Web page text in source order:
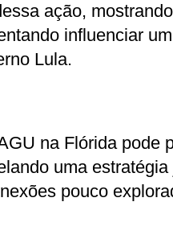
ação,
influenciar
Lula.
na Flórida pode
uma
pouco